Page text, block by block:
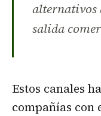
alternativos
salida
Estos canales
compañías